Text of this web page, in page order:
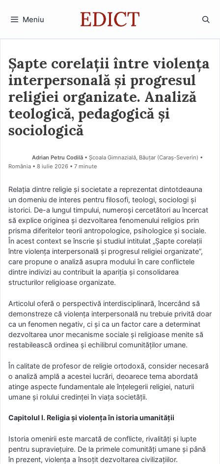
Meniu
Șapte corelații între violența
interpersonală și progresul
religiei organizate. Analiză
teologică, pedagogică și
sociologică
Adrian Petru Codilă • Școala Gimnazială, Băuțar (Caraş-Severin) •
România
8 iulie 2026 • 7 minute
Relația dintre religie și societate a reprezentat dintotdeauna
un domeniu de interes pentru filosofi, teologi, sociologi și
istorici. De-a lungul timpului, numeroși cercetători au încercat
să explice originea și dezvoltarea fenomenului religios prin
prisma diferitelor teorii antropologice, psihologice și sociale.
În acest context se înscrie și studiul intitulat „Șapte corelații
între violența interpersonală și progresul religiei organizate”,
care propune o analiză asupra modului în care conflictele
dintre indivizi au contribuit la apariția și consolidarea
structurilor religioase organizate.
Articolul oferă o perspectivă interdisciplinară, încercând să
demonstreze că violența interpersonală nu trebuie privită doar
ca un fenomen negativ, ci și ca un factor care a determinat
dezvoltarea unor mecanisme sociale și religioase menite să
restabilească ordinea și echilibrul comunităților umane.
În calitate de profesor de religie ortodoxă, consider necesară
o analiză amplă a acestei lucrări, deoarece tema abordată
atinge aspecte fundamentale ale înțelegerii religiei, naturii
umane și rolului credinței în viața societății.
Capitolul I. Religia și violența în istoria umanității
Istoria omenirii este marcată de conflicte, rivalități și lupte
pentru supraviețuire. De la primele comunități umane și până
în prezent, violența a însoțit dezvoltarea civilizațiilor.